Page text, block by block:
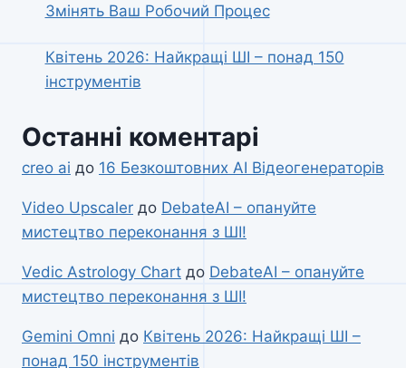
Змінять Ваш Робочий Процес
Квітень 2026: Найкращі ШІ – понад 150
інструментів
Останні коментарі
creo ai до 16 Безкоштовних AI Відеогенераторів
Video Upscaler до DebateAI – опануйте
мистецтво переконання з ШІ!
Vedic Astrology Chart до DebateAI – опануйте
мистецтво переконання з ШІ!
Gemini Omni до Квітень 2026: Найкращі ШІ –
понад 150 інструментів